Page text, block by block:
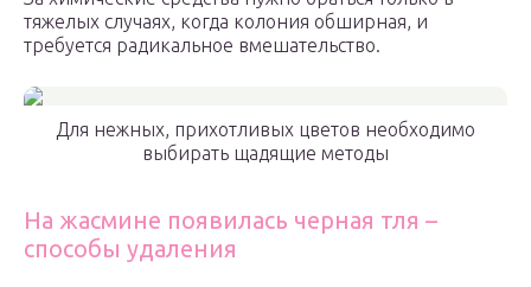
тяжелых случаях, когда колония обширная, и
требуется радикальное вмешательство.
Для нежных, прихотливых цветов необходимо
выбирать щадящие методы
На жасмине появилась черная тля –
способы удаления